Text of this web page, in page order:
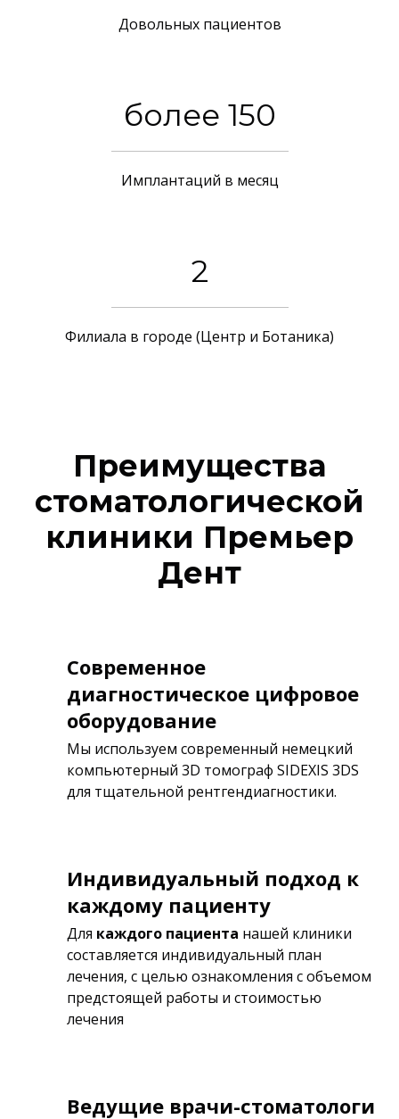
Довольных пациентов
более 150
Имплантаций в месяц
2
Филиала в городе (Центр и Ботаника)
Преимущества
стоматологической
клиники Премьер
Дент
Современное
диагностическое цифровое
оборудование
Мы используем современный немецкий
компьютерный 3D томограф SIDEXIS 3DS
для тщательной рентгендиагностики.
Индивидуальный подход к
каждому пациенту
Для каждого пациента нашей клиники
составляется индивидуальный план
лечения, с целью ознакомления с объемом
предстоящей работы и стоимостью
лечения
Ведущие врачи-стоматологи